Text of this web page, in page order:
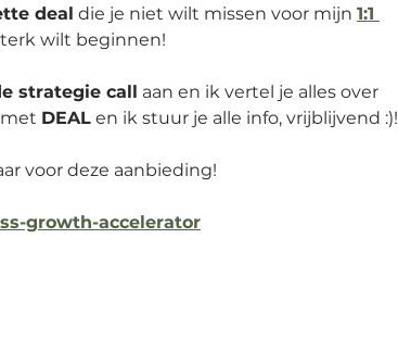
deal die je niet wilt missen voor mijn 1:1
wilt beginnen!
strategie call aan en ik vertel je alles over
met DEAL en ik stuur je alle info, vrijblijvend :)!
voor deze aanbieding!
growth-accelerator